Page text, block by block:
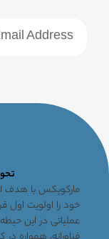
خبرنامه
مارکوپکس با هدف
عملیاتی در این